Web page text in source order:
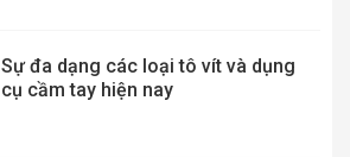
Sự đa dạng các loại tô vít và dụng
cụ cầm tay hiện nay